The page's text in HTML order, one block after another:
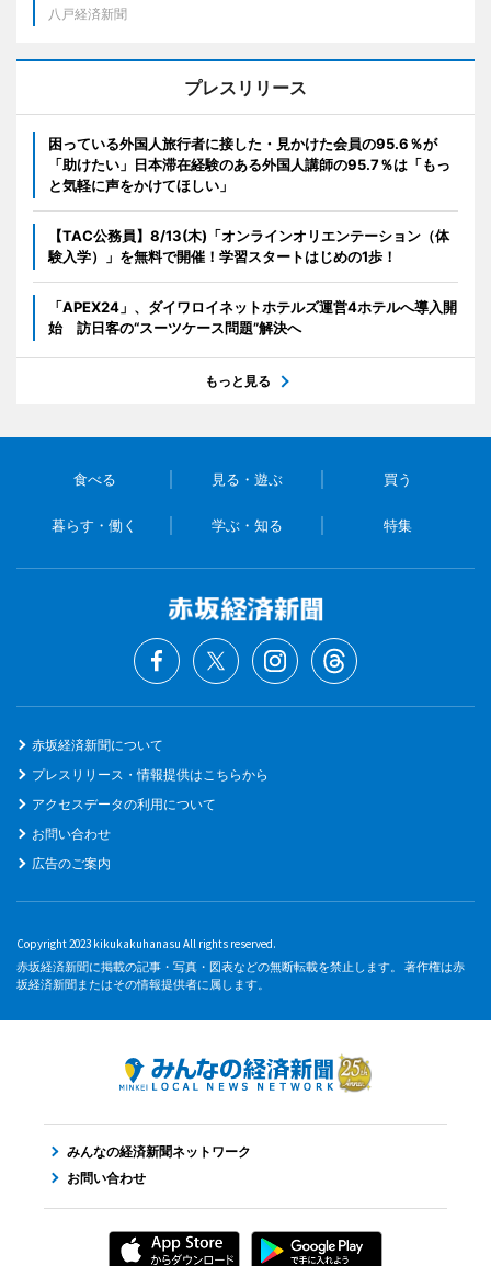
八戸経済新聞
プレスリリース
困っている外国人旅行者に接した・見かけた会員の95.6％が
「助けたい」日本滞在経験のある外国人講師の95.7％は「もっ
と気軽に声をかけてほしい」
【TAC公務員】8/13(木)「オンラインオリエンテーション（体
験入学）」を無料で開催！学習スタートはじめの1歩！
「APEX24」、ダイワロイネットホテルズ運営4ホテルへ導入開
始 訪日客の“スーツケース問題”解決へ
もっと見る
食べる 見る・遊ぶ 買う
暮らす・働く 学ぶ・知る 特集
赤坂経済新聞について
プレスリリース・情報提供はこちらから
アクセスデータの利用について
お問い合わせ
広告のご案内
Copyright 2023 kikukakuhanasu All rights reserved.
赤坂経済新聞に掲載の記事・写真・図表などの無断転載を禁止します。 著作権は赤
坂経済新聞またはその情報提供者に属します。
みんなの経済新聞ネットワーク
お問い合わせ